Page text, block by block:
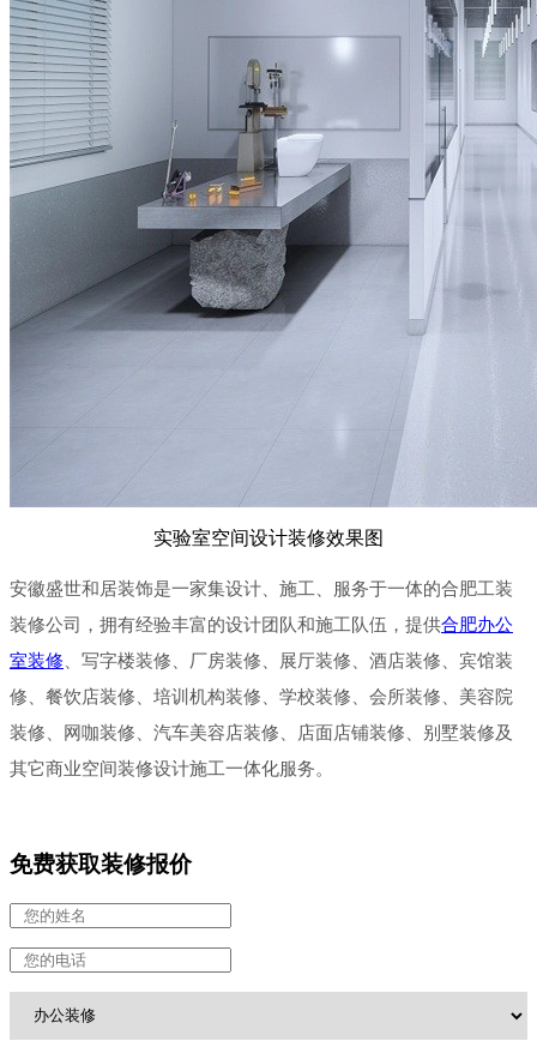
实验室空间设计装修效果图
安徽盛世和居装饰是一家集设计、施工、服务于一体的合肥工装
装修公司， 拥有经验丰富的设计团队和施工队伍， 提供合肥办公
室装修 、写字楼装修、厂房装修、展厅装修、酒店装修、 宾馆装
修、 餐饮店装修、培训机构装修、学校装修、会所装修、美容院
装修、网咖装修、汽车美容店装修、店面店铺装修、别墅装修及
其它商业空间装修设计施工一体化服务。
免费获取装修报价